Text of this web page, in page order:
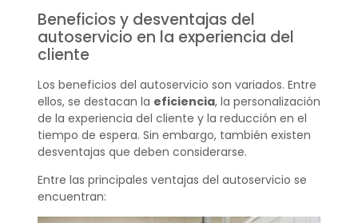
Beneficios y desventajas del
autoservicio en la experiencia del
cliente
Los beneficios del autoservicio son variados. Entre
ellos, se destacan la eficiencia, la personalización
de la experiencia del cliente y la reducción en el
tiempo de espera. Sin embargo, también existen
desventajas que deben considerarse.
Entre las principales ventajas del autoservicio se
encuentran: